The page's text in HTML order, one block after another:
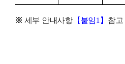
※ 세부 안내사항【 붙임1 】 참고